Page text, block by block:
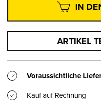
IN
ARTIKEL
Voraussichtliche
Kauf auf Rechnung